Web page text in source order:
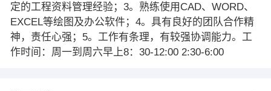
定的工程资料管理经验；3。熟练使用CAD、WORD、
EXCEL等绘图及办公软件；4。具有良好的团队合作精
神，责任心强；5。工作有条理，有较强协调能力。工
作时间：周一到周六早上8：30-12:00 2:30-6:00